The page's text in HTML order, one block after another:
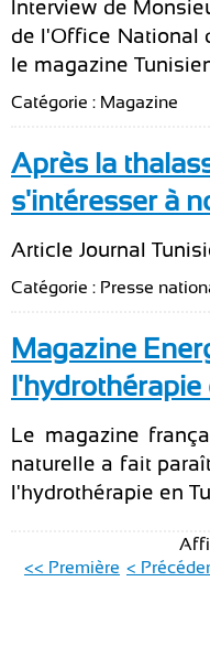
Interview de
de l'Office National
le magazine
Catégorie : Magazine
Après la
s'intéresser à
Article Journal
Catégorie : Presse
Magazine
l'hydrothérapie
Le magazine
naturelle a fait
l'hydrothérapie en
<< Première <